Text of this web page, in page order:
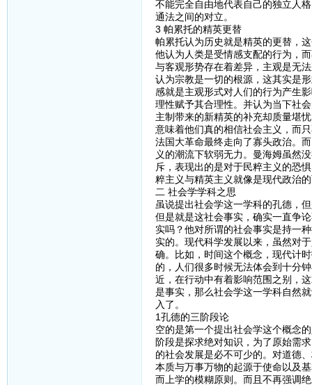
不能完全自由地代表自己的独立人
通法之间的对立。
3 帕累托的精英更替
帕累托认为历史就是精英的更替，
他认为人类是受情感支配的行为，
与客观形势存在着差异，主观是无
认为宗教是一切的根源，这其实是
感就是主观形式对人们的行为产生
理性赋予其合理性。并认为当下社
主制带来的新精英的补充却质量堪
意味着他们真的相信社会主义，而
法国大革命最终走向了寡头政治。
义的潮流下软弱无力。曼海姆虽然
斥，表现出的是对于民粹主义的恐
粹主义与精英主义就像是现代政治
二 社会学学科之思
虽说提出社会学这一学科的孔德，
但是就是这社会事实，确实一直争
实吗？他对所谓的社会事实是持一
实的。现代科学发展以来，虽然对
确。比如，时间这个概念，现代计
的，人们很多时候无法体会到十分
近，在行动中有着影响范围之别，
是事实，那么社会学这一学科自然
入了。
1孔德的三阶段论
空的是第一个提出社会学这个概念
阶段是探求绝对知识，为了原始需
的社会发展是必不可少的。对道德
本质与万事万物的起源于使命以及
而上学的模糊原则。而且不再强调